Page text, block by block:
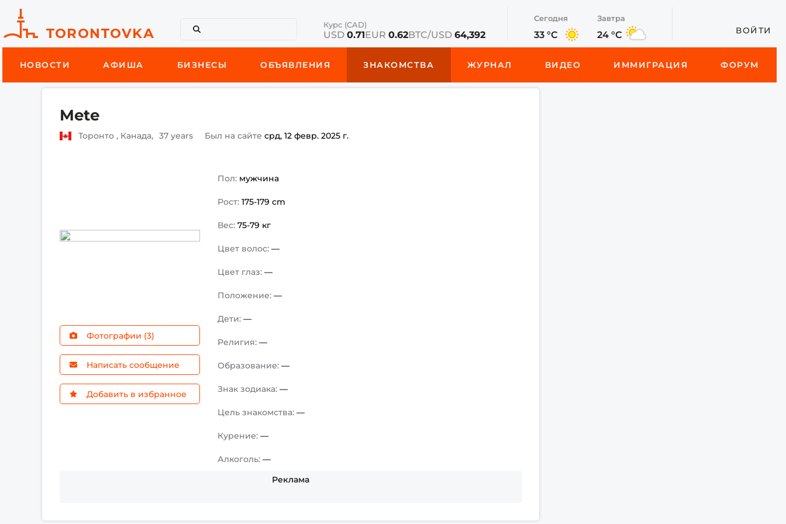
Курс (CAD)
USD 0.71EUR 0.62BTC/USD 64,392
Сегодня
33 °C
Завтра
24 °C ВОЙТИ
НОВОСТИ АФИША БИЗНЕСЫ ОБЪЯВЛЕНИЯ ЗНАКОМСТВА ЖУРНАЛ ВИДЕО ИММИГРАЦИЯ ФОРУМ
Mete
Торонто , Канада, 37 years Был на сайтесрд, 12 февр. 2025 г.
Фотографии (3)
Написать сообщение
Добавить в избранное
Пол: мужчина
Рост:175-179 cm
Вес:75-79 кг
Цвет волос:—
Цвет глаз:—
Положение:—
Дети:—
Религия:—
Образование:—
Знак зодиака:—
Цель знакомства:—
Курение:—
Алкоголь:—
Реклама